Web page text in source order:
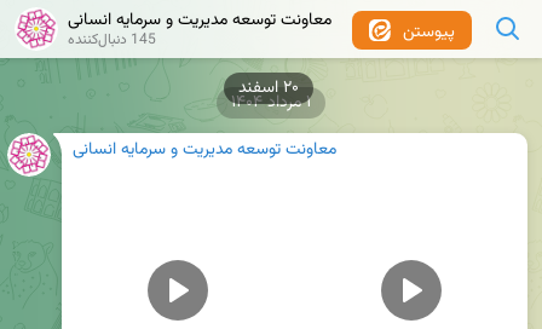
۲۰ اسفند
پیوستن معاونت توسعه مدیریت و سرمایه انسانی
145 دنبال‌کننده
معاونت توسعه مدیریت و سرمایه انسانی
۱ مرداد ۱۴۰۴